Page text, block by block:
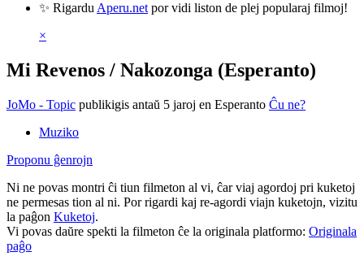
✨ Rigardu Aperu.net por vidi liston de plej popularaj filmoj!
×
Mi Revenos / Nakozonga (Esperanto)
JoMo - Topic publikigis antaŭ 5 jaroj en Esperanto Ĉu ne?
Muziko
Proponu ĝenrojn
Ni ne povas montri ĉi tiun filmeton al vi, ĉar viaj agordoj pri kuketoj
ne permesas tion al ni. Por rigardi kaj re-agordi viajn kuketojn, vizitu
la paĝon Kuketoj.
Vi povas daŭre spekti la filmeton ĉe la originala platformo: Originala
paĝo